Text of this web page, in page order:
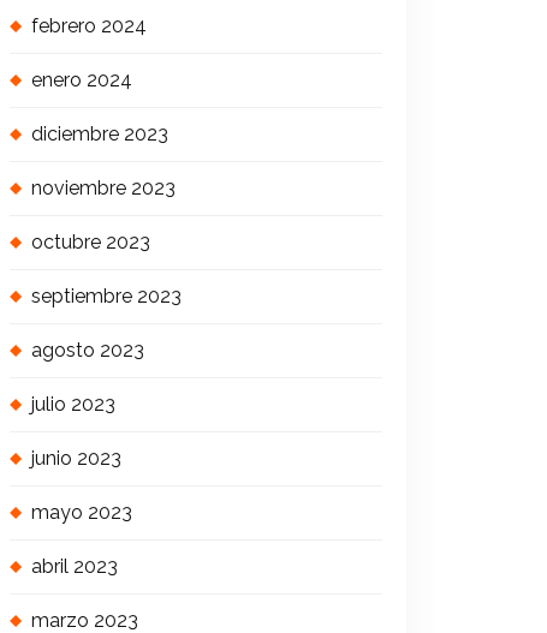
febrero 2024
enero 2024
diciembre 2023
noviembre 2023
octubre 2023
septiembre 2023
agosto 2023
julio 2023
junio 2023
mayo 2023
abril 2023
marzo 2023